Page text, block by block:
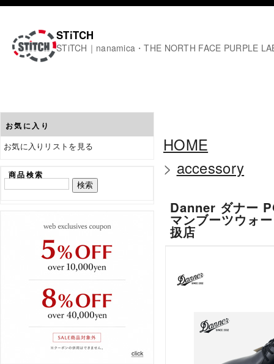
STiTCH
STiTCH｜nanamica・THE NORTH FACE PURPLE
お気に入り
お気に入りリストを見る
商品検索
HOME
> accessory
Danner ダナー
マンブーツウォ
扱店